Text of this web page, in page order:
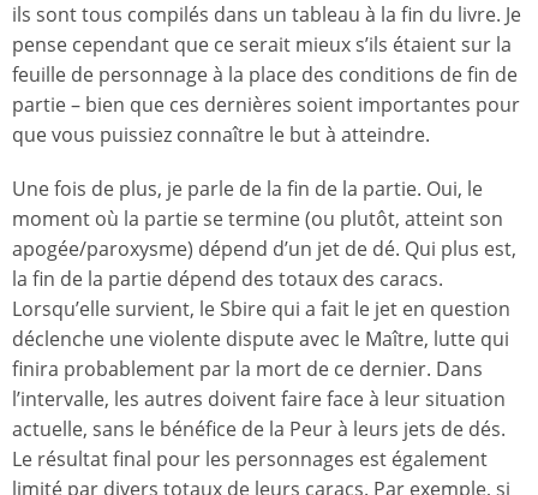
ils sont tous compilés dans un tableau à la fin du livre. Je
pense cependant que ce serait mieux s’ils étaient sur la
feuille de personnage à la place des conditions de fin de
partie – bien que ces dernières soient importantes pour
que vous puissiez connaître le but à atteindre.
Une fois de plus, je parle de la fin de la partie. Oui, le
moment où la partie se termine (ou plutôt, atteint son
apogée/paroxysme) dépend d’un jet de dé. Qui plus est,
la fin de la partie dépend des totaux des caracs.
Lorsqu’elle survient, le Sbire qui a fait le jet en question
déclenche une violente dispute avec le Maître, lutte qui
finira probablement par la mort de ce dernier. Dans
l’intervalle, les autres doivent faire face à leur situation
actuelle, sans le bénéfice de la Peur à leurs jets de dés.
Le résultat final pour les personnages est également
limité par divers totaux de leurs caracs. Par exemple, si